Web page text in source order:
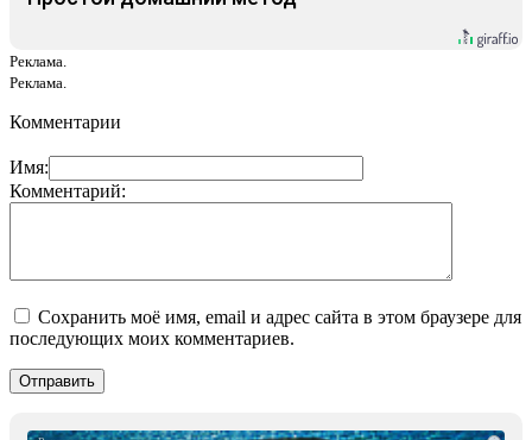
Реклама.
Реклама.
Комментарии
Имя:
Комментарий:
Сохранить моё имя, email и адрес сайта в этом браузере для
последующих моих комментариев.